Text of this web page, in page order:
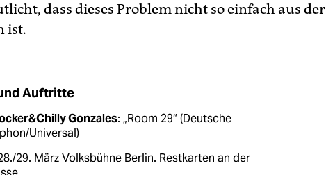
dass dieses Problem nicht so einfach aus der
ist.
Auftritte
Gonzales: „Room 29“ (Deutsche
Universal)
29. März Volksbühne Berlin. Restkarten an der